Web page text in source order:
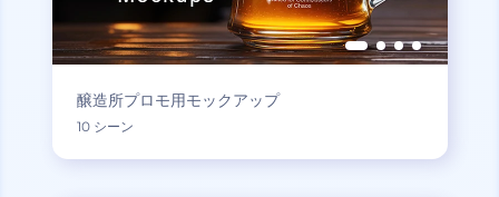
醸造所プロモ用モックアップ
10 シーン